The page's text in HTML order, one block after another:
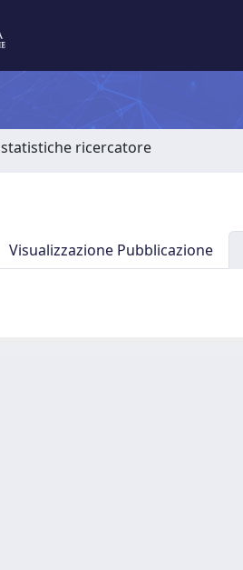
statistiche ricercatore
Visualizzazione Pubblicazione